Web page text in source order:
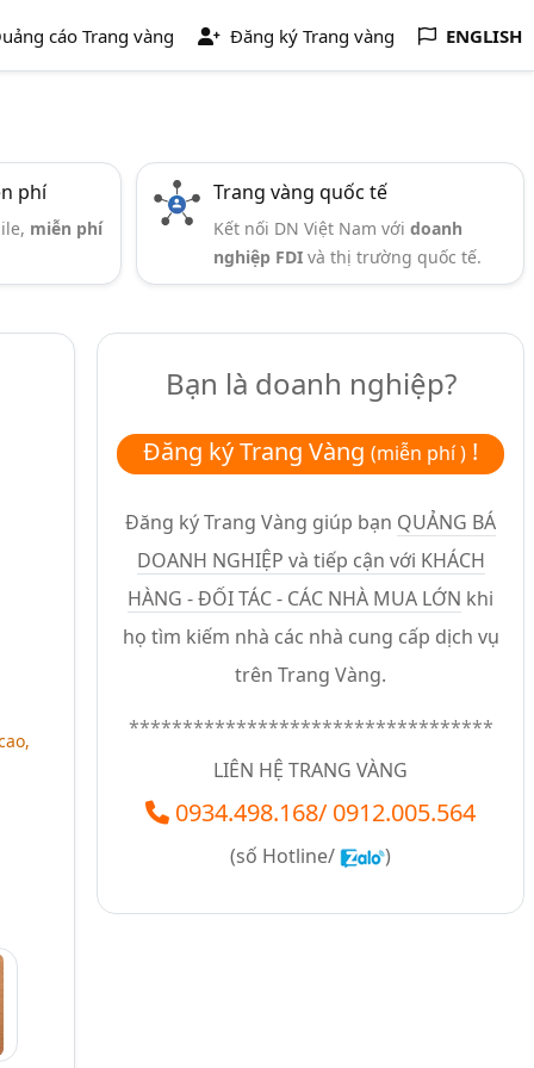
cáo Trang vàng Đăng ký Trang vàng ENGLISH
phí
miễn phí
Trang vàng quốc tế
Kết nối DN Việt Nam vớidoanh
nghiệp FDI và thị trường quốc tế.
Bạn là doanh nghiệp?
Đăng ký Trang Vàng(miễn phí ) !
Đăng ký Trang Vàng giúp bạn QUẢNG BÁ
DOANH NGHIỆP và tiếp cận với KHÁCH
HÀNG - ĐỐI TÁC - CÁC NHÀ MUA LỚN khi
họ tìm kiếm nhà các nhà cung cấp dịch vụ
trên Trang Vàng.
**********************************
LIÊN HỆ TRANG VÀNG
0934.498.168/ 0912.005.564
(số Hotline/ )